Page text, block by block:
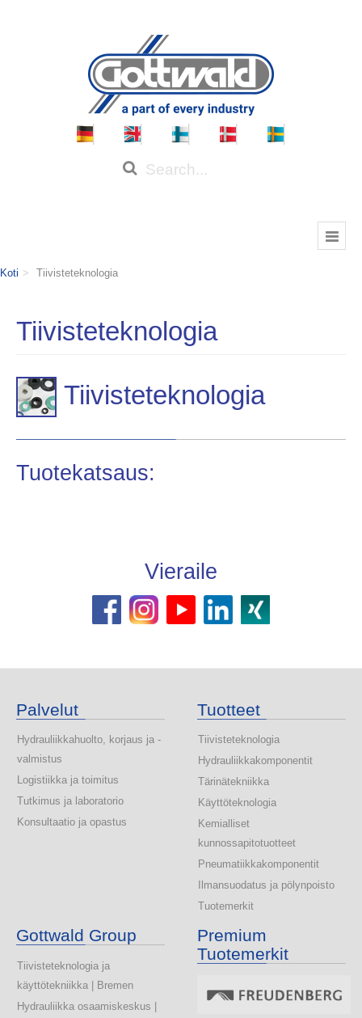
Koti Tiivisteteknologia
Tiivisteteknologia
Tiivisteteknologia
Tuotekatsaus:
Vieraile
Palvelut
Hydrauliikkahuolto, korjaus ja -
valmistus
Logistiikka ja toimitus
Tutkimus ja laboratorio
Konsultaatio ja opastus
Tuotteet
Tiivisteteknologia
Hydrauliikkakomponentit
Tärinätekniikka
Käyttöteknologia
Kemialliset
kunnossapitotuotteet
Pneumatiikkakomponentit
Ilmansuodatus ja pölynpoisto
Tuotemerkit
Gottwald Group
Tiivisteteknologia ja
käyttötekniikka | Bremen
Hydrauliikka osaamiskeskus |
Premium
Tuotemerkit